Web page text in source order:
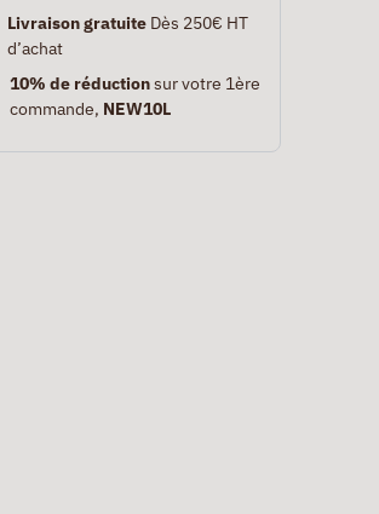
Livraison gratuiteDès 250€ HT
d’achat
10% de réductionsur votre 1ère
commande, NEW10L